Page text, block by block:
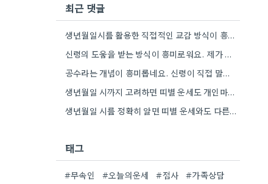
최근 댓글
생년월일시를 활용한 직접적인 교감 방식이 흥미로워요. 단순히 이론적 틀에 기대는 것보다, 개인의 상황에 맞춰 신령의…
신령의 도움을 받는 방식이 흥미로워요. 제가 개인적으로는 어떤 신령이 상담자의 상황에 맞춰 질문을 받아들이는지 궁금하네요.
공수라는 개념이 흥미롭네요. 신령이 직접 말하는 것처럼 느껴져서, 현대적인 AI 챗봇의 답변 방식과 연결해서 생각해…
생년월일 시까지 고려하면 띠별 운세도 개인마다 조금씩 다를 수 있네요. 특히 연말에 태어난 분들은 좀…
생년월일 시를 정확히 알면 띠별 운세와도 다른 흐름을 이해할 수 있다는 점이 흥미로웠어요. 저는 태어난…
태그
#무속인 #오늘의운세 #점사
#가족상담